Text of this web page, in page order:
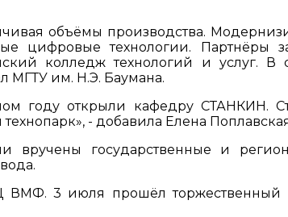
объёмы производства.
цифровые технологии. Партнёры
колледж технологий и услуг. В
МГТУ им. Н.Э. Баумана.
году открыли кафедру СТАНКИН.
- добавила Елена
вручены государственные и
ВМФ. 3 июля прошёл торжественный